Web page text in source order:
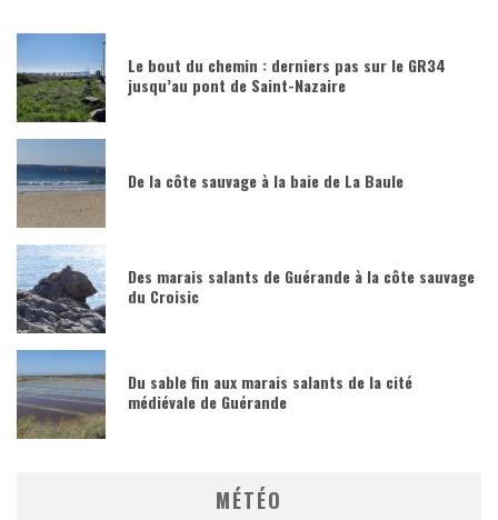
Le bout du chemin : derniers pas sur le GR34
jusqu’au pont de Saint-Nazaire
De la côte sauvage à la baie de La Baule
Des marais salants de Guérande à la côte sauvage
du Croisic
Du sable fin aux marais salants de la cité
médiévale de Guérande
MÉTÉO